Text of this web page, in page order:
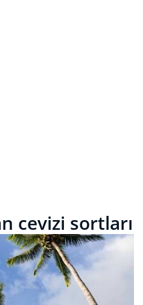
cevizi sortları